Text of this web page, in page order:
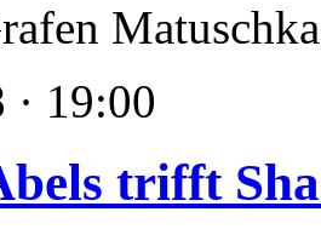
19:00
trifft